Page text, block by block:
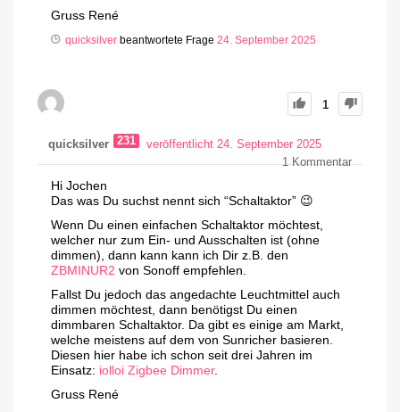
Gruss René
quicksilver beantwortete Frage 24. September 2025
1
quicksilver 231
veröffentlicht 24. September 2025
1Kommentar
Hi Jochen
Das was Du suchst nennt sich “Schaltaktor” 😉
Wenn Du einen einfachen Schaltaktor möchtest,
welcher nur zum Ein- und Ausschalten ist (ohne
dimmen), dann kann kann ich Dir z.B. den
ZBMINUR2 von Sonoff empfehlen.
Fallst Du jedoch das angedachte Leuchtmittel auch
dimmen möchtest, dann benötigst Du einen
dimmbaren Schaltaktor. Da gibt es einige am Markt,
welche meistens auf dem von Sunricher basieren.
Diesen hier habe ich schon seit drei Jahren im
Einsatz: iolloi Zigbee Dimmer.
Gruss René